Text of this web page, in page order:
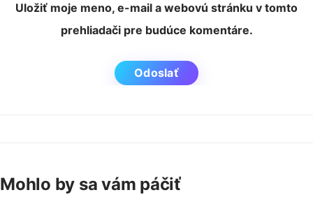
Uložiť moje meno, e-mail a webovú stránku v tomto
prehliadači pre budúce komentáre.
Mohlo by sa vám páčiť